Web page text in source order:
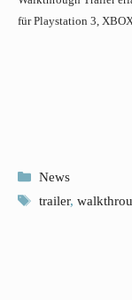
für Playstation 3,
Kategorien
News
Schlagwörter
trailer,